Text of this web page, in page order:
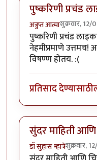
पुष्करिणी प्रचंड
अत्रुप्त आत्माशुक्रवार, 12/
पुष्करिणी प्रचंड
नेहमीप्रमाणे उत्तमच!
विषण्ण होतय. :(
प्रतिसाद देण्यासाठी
सुंदर माहिती आणि
डॉ सुहास म्हात्रेशुक्रवार,